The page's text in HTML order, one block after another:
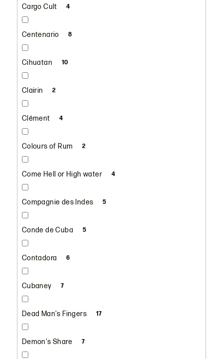
Cargo Cult 4
Centenario 8
Cihuatan 10
Clairin 2
Clément 4
Colours of Rum 2
Come Hell or High water 4
Compagnie des Indes 5
Conde de Cuba 5
Contadora 6
Cubaney 7
Dead Man's Fingers 17
Demon's Share 7